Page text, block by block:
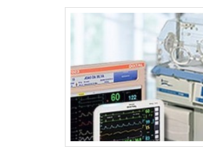
instalações modernas,
sua confiança e boa cotação no
Inocsom Comércio e
Hospitalar é uma empresa
destacado da concorrência
seriedade e qualidade o que
ciclo de entrega com excelência